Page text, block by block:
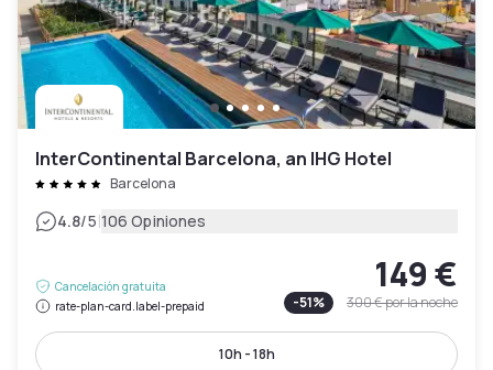
InterContinental Barcelona, an IHG Hotel
Barcelona
4.8/5|106 Opiniones
Cancelación gratuita
rate-plan-card.label-prepaid
149 €
-51% 300 €por la noche
10h - 18h